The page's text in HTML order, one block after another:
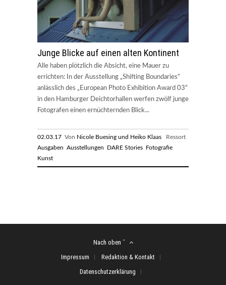
Junge Blicke auf einen alten Kontinent
Alle haben plötzlich die Absicht, eine Mauer zu
errichten: In der Ausstellung „Shifting Boundaries“
anlässlich des „European Photo Exhibition Award 03“
in den Hamburger Deichtorhallen werfen zwölf junge
Fotografen einen ernüchternden Blick...
02.03.17 Von Nicole Buesing und Heiko Klaas Ressort
Ausgaben Ausstellungen DARE Stories Fotografie
Kunst
Nach oben ˆ
Impressum
Redaktion & Kontakt
Datenschutzerklärung